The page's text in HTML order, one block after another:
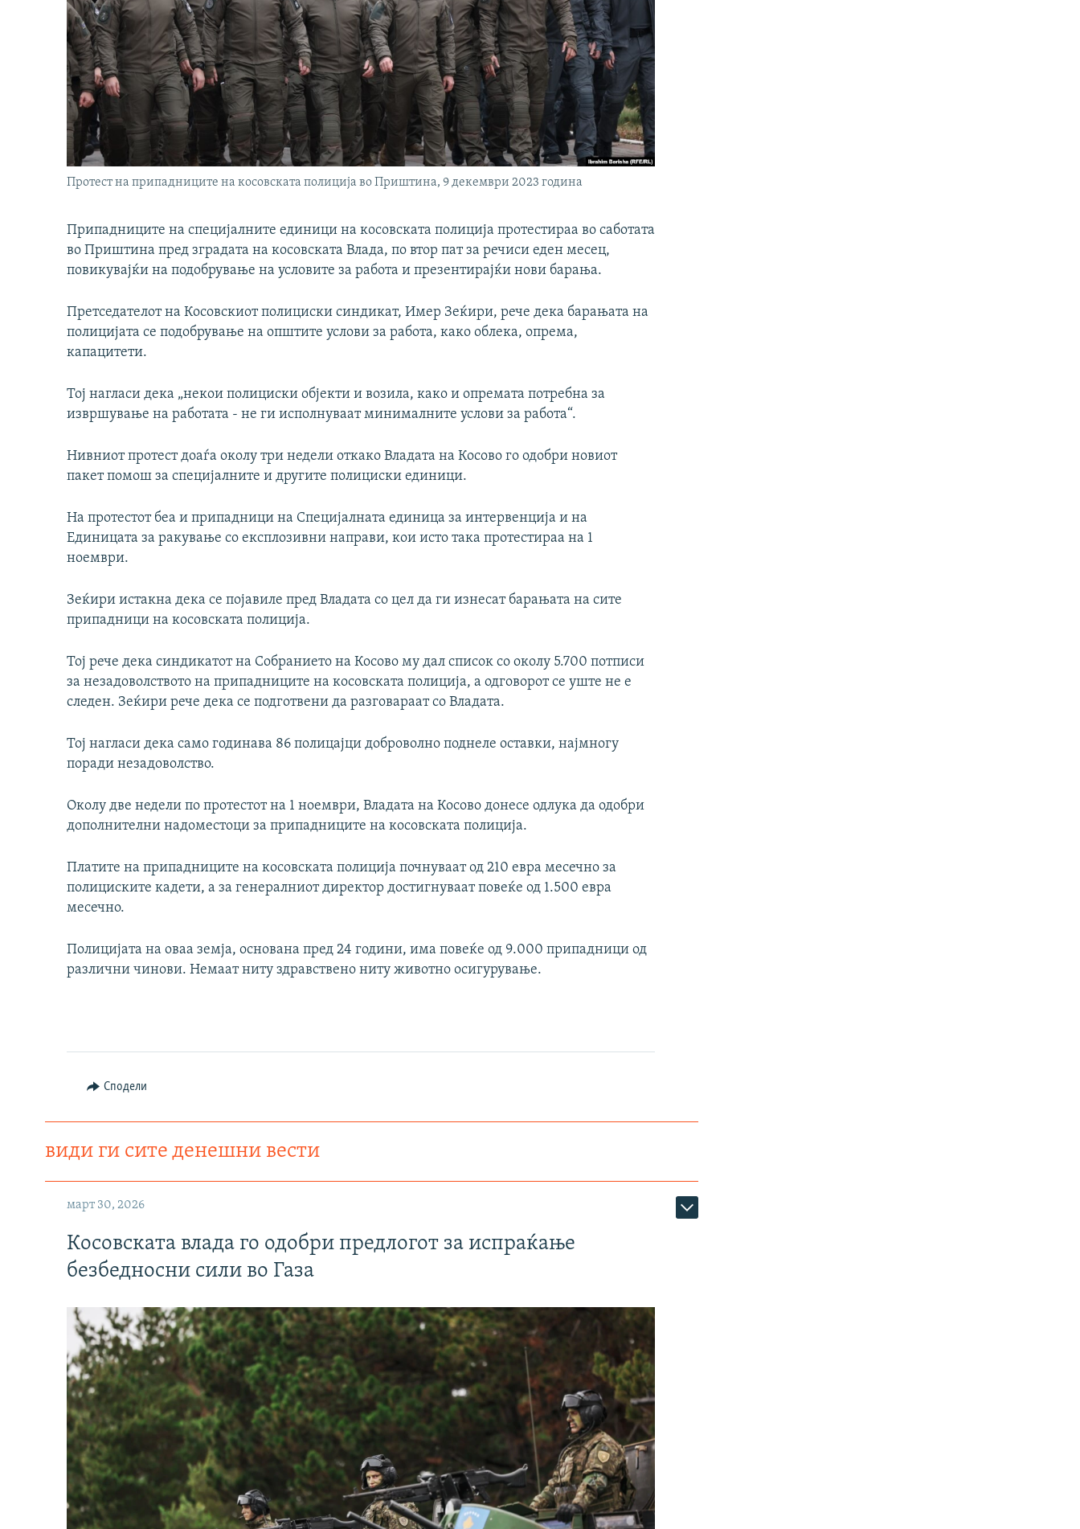
Протест на припадниците на косовската полиција во Приштина, 9 декември 2023 година
Припадниците на специјалните единици на косовската полиција протестираа во саботата
во Приштина пред зградата на косовската Влада, по втор пат за речиси еден месец,
повикувајќи на подобрување на условите за работа и презентирајќи нови барања.
Претседателот на Косовскиот полициски синдикат, Имер Зеќири, рече дека барањата на
полицијата се подобрување на општите услови за работа, како облека, опрема,
капацитети.
Тој нагласи дека „некои полициски објекти и возила, како и опремата потребна за
извршување на работата - не ги исполнуваат минималните услови за работа“.
Нивниот протест доаѓа околу три недели откако Владата на Косово го одобри новиот
пакет помош за специјалните и другите полициски единици.
На протестот беа и припадници на Специјалната единица за интервенција и на
Единицата за ракување со експлозивни направи, кои исто така протестираа на 1
ноември.
Зеќири истакна дека се појавиле пред Владата со цел да ги изнесат барањата на сите
припадници на косовската полиција.
Тој рече дека синдикатот на Собранието на Косово му дал список со околу 5.700 потписи
за незадоволството на припадниците на косовската полиција, а одговорот се уште не е
следен. Зеќири рече дека се подготвени да разговараат со Владата.
Тој нагласи дека само годинава 86 полицајци доброволно поднеле оставки, најмногу
поради незадоволство.
Околу две недели по протестот на 1 ноември, Владата на Косово донесе одлука да одобри
дополнителни надоместоци за припадниците на косовската полиција.
Платите на припадниците на косовската полиција почнуваат од 210 евра месечно за
полициските кадети, а за генералниот директор достигнуваат повеќе од 1.500 евра
месечно.
Полицијата на оваа земја, основана пред 24 години, има повеќе од 9.000 припадници од
различни чинови. Немаат ниту здравствено ниту животно осигурување.
Сподели
види ги сите денешни вести
март 30, 2026
Косовската влада го одобри предлогот за испраќање
безбедносни сили во Газа